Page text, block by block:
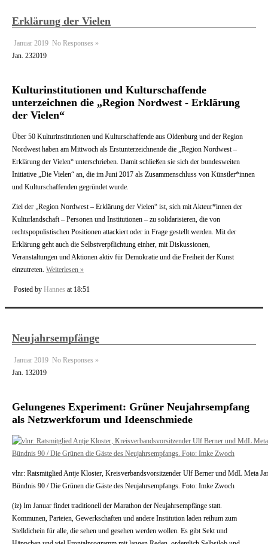
Erklärung der Vielen
Januar 2019 No Responses »
Jan. 232019
Kulturinstitutionen und Kulturschaffende
unterzeichnen die „Region Nordwest - Erklärung
der Vielen“
Über 50 Kulturinstitutionen und Kulturschaffende aus Oldenburg und der Region
Nordwest haben am Mittwoch als Erstunterzeichnende die „Region Nordwest –
Erklärung der Vielen“ unterschrieben. Damit schließen sie sich der bundesweiten
Initiative „Die Vielen“ an, die im Juni 2017 als Zusammenschluss von Künstler*innen
und Kulturschaffenden gegründet wurde.
Ziel der „Region Nordwest – Erklärung der Vielen“ ist, sich mit Akteur*innen der
Kulturlandschaft – Personen und Institutionen – zu solidarisieren, die von
rechtspopulistischen Positionen attackiert oder in Frage gestellt werden. Mit der
Erklärung geht auch die Selbstverpflichtung einher, mit Diskussionen,
Veranstaltungen und Aktionen aktiv für Demokratie und die Freiheit der Kunst
einzutreten. Weiterlesen »
Posted by Hannes at 18:51
Neujahrsempfänge
Januar 2019 No Responses »
Jan. 132019
Gelungenes Experiment: Grüner Neujahrsempfang
als Netzwerkforum und Ideenschmiede
vlnr: Ratsmitglied Antje Kloster, Kreisverbandsvorsitzender Ulf Berner und MdL Meta
Bündnis 90 / Die Grünen die Gäste des Neujahrsempfangs. Foto: Imke Zwoch
(iz) Im Januar findet traditionell der Marathon der Neujahrsempfänge statt.
Kommunen, Parteien, Gewerkschaften und andere Institution laden reihum zum
Stelldichein für alle, die sehen und gesehen werden wollen. Es gibt Sekt und